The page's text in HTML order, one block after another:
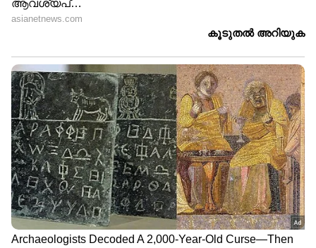
നാരുകൾ അടങ്ങിയ
ഭക്ഷണങ്ങൾ കഴിക്കുന്നത്
കുറവാണോ?
വായ്‌നാറ്റം അകറ്റാൻ
വീട്ടിൽ തന്നെ ചെയ്യാവുന്ന
ആറ് വഴികൾ
LATEST VIDEOS
ഫരീദാബാദില്‍ സ്‌കൂള്‍
വരാന്തയില്‍ അധ്യാപികയെ
കുത്തിക്കൊന്നു | Faridabad | Crime
News
വിവാഹത്തിന് നിർബന്ധിച്ചു;